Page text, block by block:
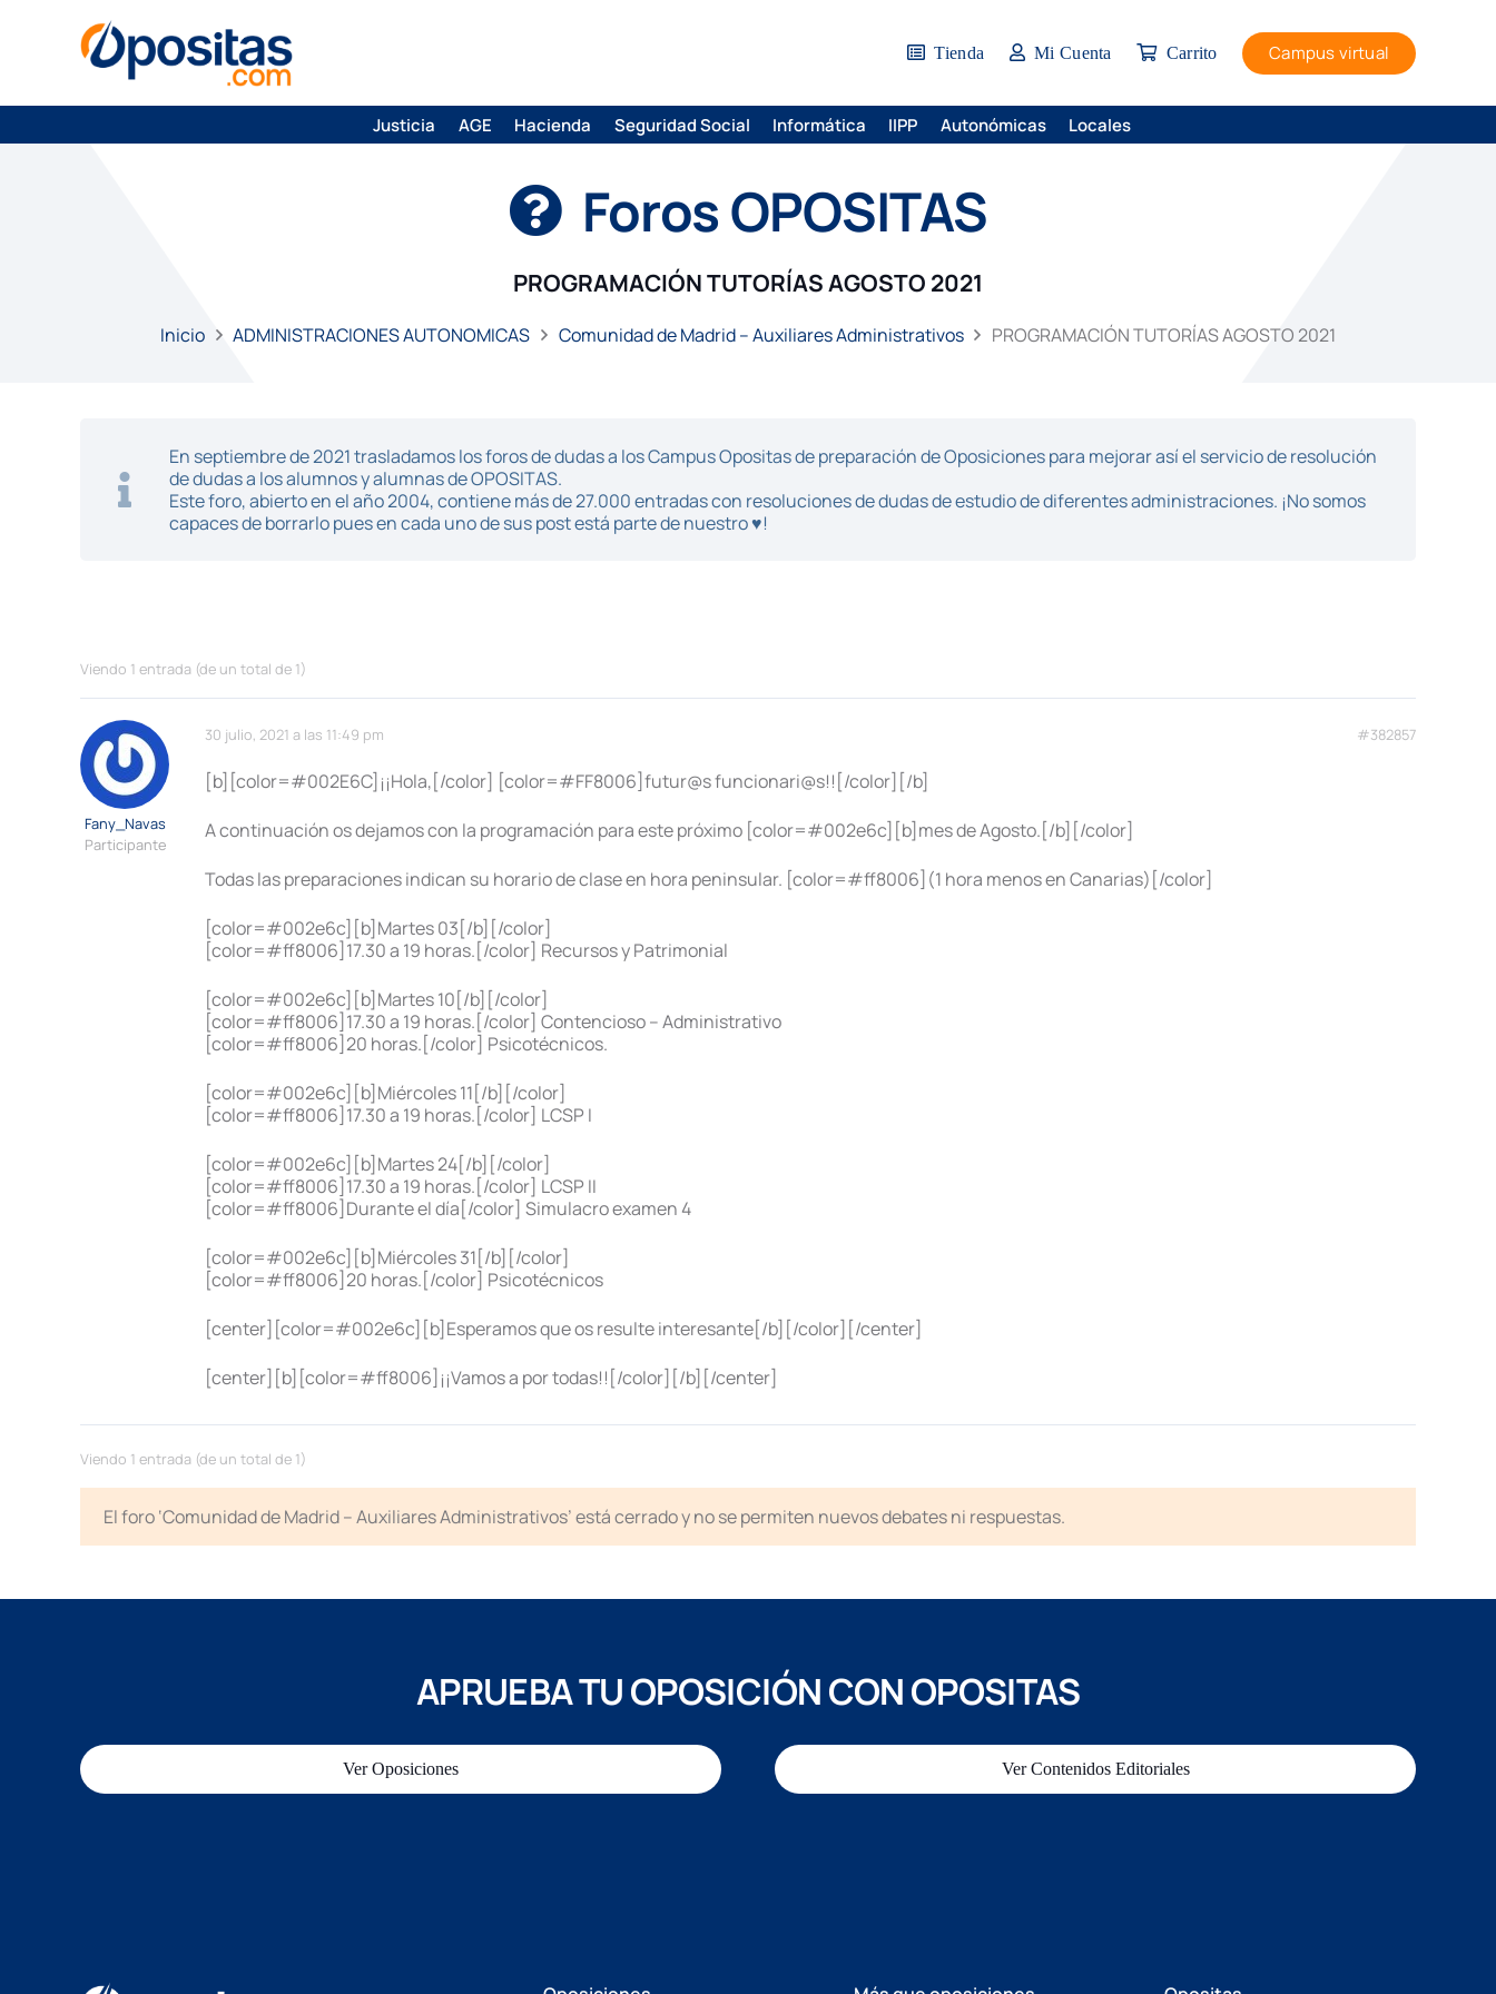
Tienda Mi Cuenta Carrito Campus virtual
Justicia AGE Hacienda Seguridad Social Informática IIPP Autonómicas Locales
Foros OPOSITAS
PROGRAMACIÓN TUTORÍAS AGOSTO 2021
Inicio ADMINISTRACIONES AUTONOMICAS Comunidad de Madrid – Auxiliares Administrativos PROGRAMACIÓN TUTORÍAS AGOSTO 2021
En septiembre de 2021 trasladamos los foros de dudas a los Campus Opositas de preparación de Oposiciones para mejorar así el servicio de resolución
de dudas a los alumnos y alumnas de OPOSITAS.
Este foro, abierto en el año 2004, contiene más de 27.000 entradas con resoluciones de dudas de estudio de diferentes administraciones. ¡No somos
capaces de borrarlo pues en cada uno de sus post está parte de nuestro ♥!
Viendo 1 entrada (de un total de 1)
30 julio, 2021 a las 11:49 pm #382857
Fany_Navas
Participante
[b][color=#002E6C]¡¡Hola,[/color] [color=#FF8006]futur@s funcionari@s!![/color][/b]
A continuación os dejamos con la programación para este próximo [color=#002e6c][b]mes de Agosto.[/b][/color]
Todas las preparaciones indican su horario de clase en hora peninsular. [color=#ff8006](1 hora menos en Canarias)[/color]
[color=#002e6c][b]Martes 03[/b][/color]
[color=#ff8006]17.30 a 19 horas.[/color] Recursos y Patrimonial
[color=#002e6c][b]Martes 10[/b][/color]
[color=#ff8006]17.30 a 19 horas.[/color] Contencioso – Administrativo
[color=#ff8006]20 horas.[/color] Psicotécnicos.
[color=#002e6c][b]Miércoles 11[/b][/color]
[color=#ff8006]17.30 a 19 horas.[/color] LCSP I
[color=#002e6c][b]Martes 24[/b][/color]
[color=#ff8006]17.30 a 19 horas.[/color] LCSP II
[color=#ff8006]Durante el día[/color] Simulacro examen 4
[color=#002e6c][b]Miércoles 31[/b][/color]
[color=#ff8006]20 horas.[/color] Psicotécnicos
[center][color=#002e6c][b]Esperamos que os resulte interesante[/b][/color][/center]
[center][b][color=#ff8006]¡¡Vamos a por todas!![/color][/b][/center]
Viendo 1 entrada (de un total de 1)
El foro ‘Comunidad de Madrid – Auxiliares Administrativos’ está cerrado y no se permiten nuevos debates ni respuestas.
APRUEBA TU OPOSICIÓN CON OPOSITAS
Ver Oposiciones Ver Contenidos Editoriales